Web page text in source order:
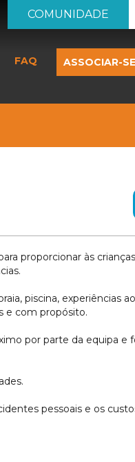
COMUNIDADE
FAQ ASSOCIAR-SE
proporcionar às
piscina, experiências
e com propósito.
por parte da equipa e
pessoais e os